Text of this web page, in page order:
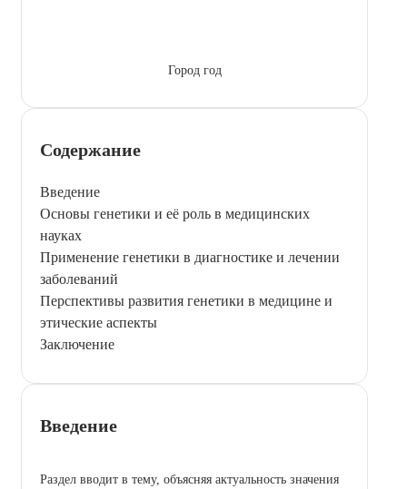
Город год
Содержание
Введение
Основы генетики и её роль в медицинских
науках
Применение генетики в диагностике и лечении
заболеваний
Перспективы развития генетики в медицине и
этические аспекты
Заключение
Введение
Раздел вводит в тему, объясняя актуальность значения